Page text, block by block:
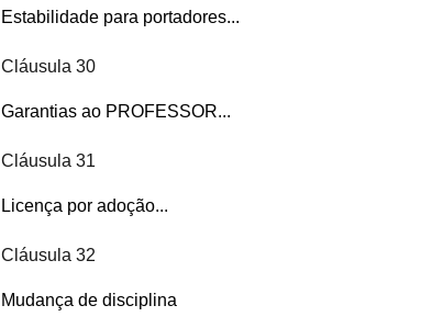
Estabilidade para portadores...
Cláusula 30
Garantias ao PROFESSOR...
Cláusula 31
Licença por adoção...
Cláusula 32
Mudança de disciplina